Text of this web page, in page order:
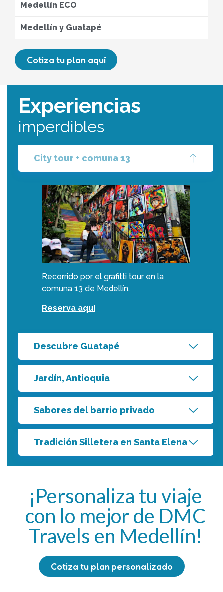
Medellín ECO
Medellín y Guatapé
Cotiza tu plan aquí
Experiencias
imperdibles
City tour + comuna 13
Recorrido por el grafitti tour en la
comuna 13 de Medellín.
Reserva aquí
Descubre Guatapé
Jardín, Antioquia
Sabores del barrio privado
Tradición Silletera en Santa Elena
¡Personaliza tu viaje
con lo mejor de DMC
Travels en Medellín!
Cotiza tu plan personalizado